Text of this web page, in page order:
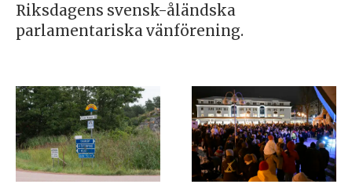
Riksdagens svensk-åländska
parlamentariska vänförening.